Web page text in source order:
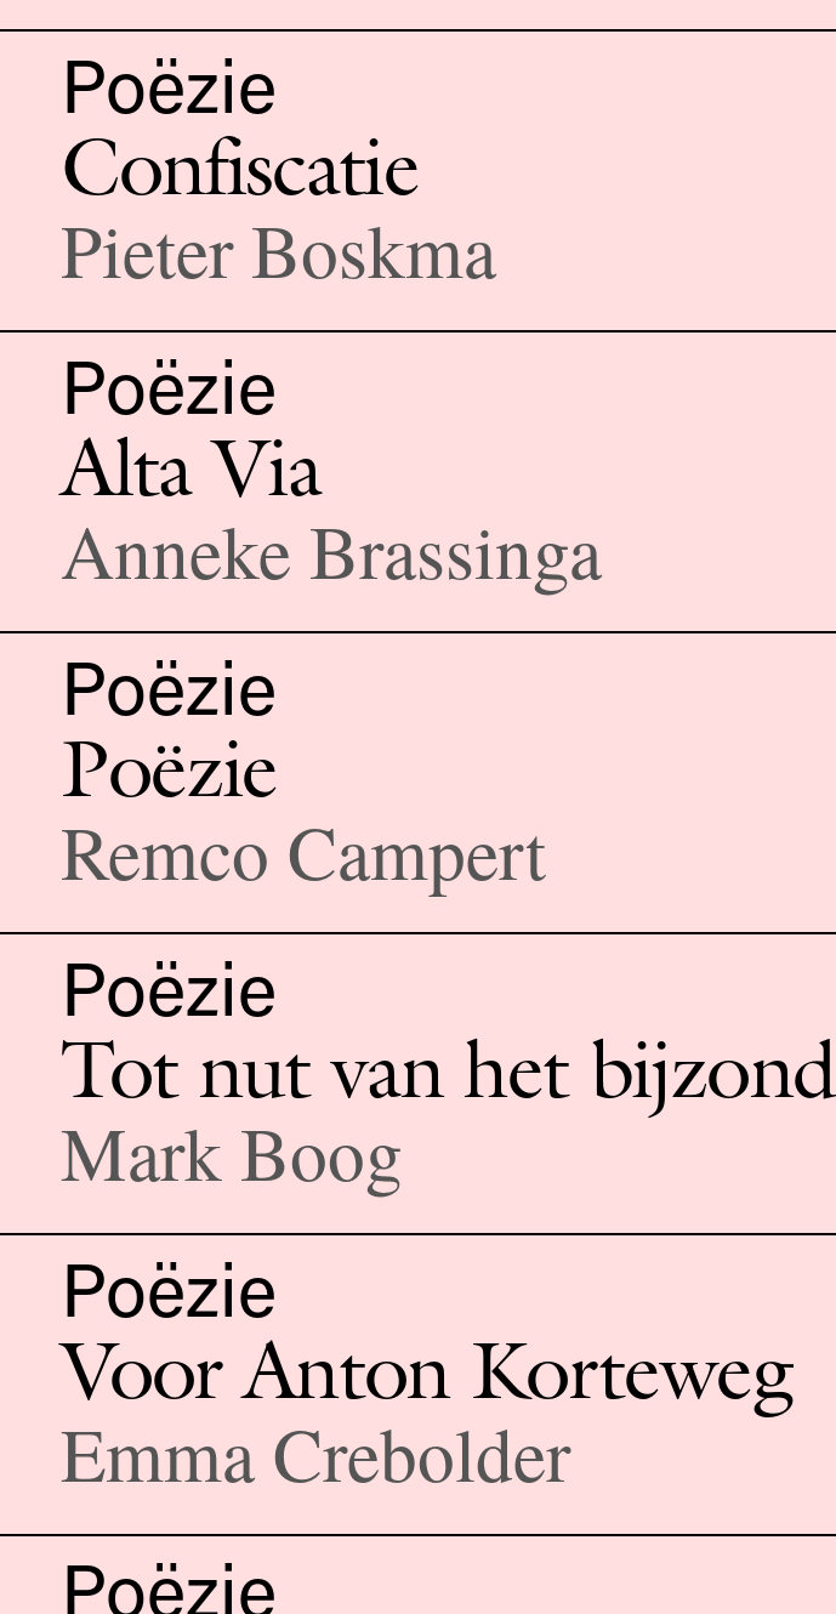
Poëzie
Confiscatie
Pieter Boskma
Poëzie
Alta Via
Anneke Brassinga
Poëzie
Poëzie
Remco Campert
Poëzie
Tot nut van het
Mark Boog
Poëzie
Voor Anton Korteweg
Emma Crebolder
Poëzie